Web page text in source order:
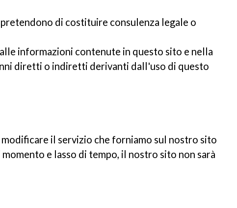
di costituire consulenza legale o
informazioni contenute in questo sito e nella
diretti o indiretti derivanti dall'uso di questo
il servizio che forniamo sul nostro sito
e lasso di tempo, il nostro sito non sarà